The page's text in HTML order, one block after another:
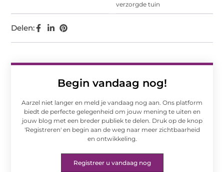
verzorgde tuin
Begin vandaag nog!
Aarzel niet langer en meld je vandaag nog aan. Ons platform
biedt de perfecte gelegenheid om jouw mening te uiten en
jouw blog met een breder publiek te delen. Druk op de knop
'Registreren' en begin aan de weg naar meer zichtbaarheid
en ontwikkeling.
Registreer u vandaag nog
Delen: